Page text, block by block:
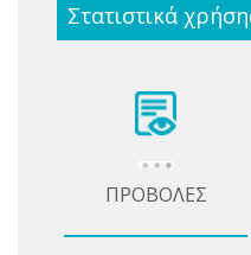
Στατιστικά
ΠΡΟΒΟΛΕΣ